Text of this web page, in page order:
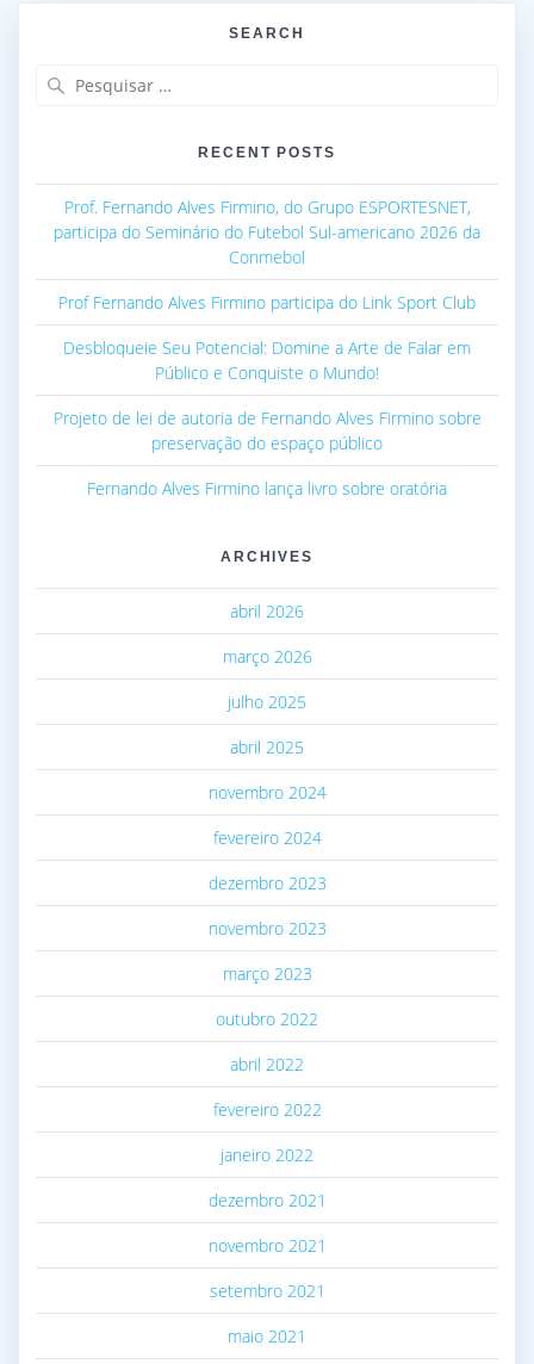
SEARCH
RECENT POSTS
Prof. Fernando Alves Firmino, do Grupo ESPORTESNET,
participa do Seminário do Futebol Sul-americano 2026 da
Conmebol
Prof Fernando Alves Firmino participa do Link Sport Club
Desbloqueie Seu Potencial: Domine a Arte de Falar em
Público e Conquiste o Mundo!
Projeto de lei de autoria de Fernando Alves Firmino sobre
preservação do espaço público
Fernando Alves Firmino lança livro sobre oratória
ARCHIVES
abril 2026
março 2026
julho 2025
abril 2025
novembro 2024
fevereiro 2024
dezembro 2023
novembro 2023
março 2023
outubro 2022
abril 2022
fevereiro 2022
janeiro 2022
dezembro 2021
novembro 2021
setembro 2021
maio 2021